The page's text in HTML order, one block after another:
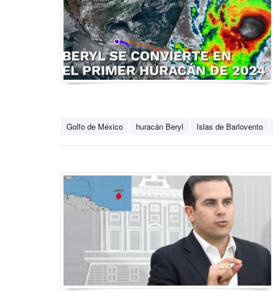
Golfo de México huracán Beryl Islas de Barlovento